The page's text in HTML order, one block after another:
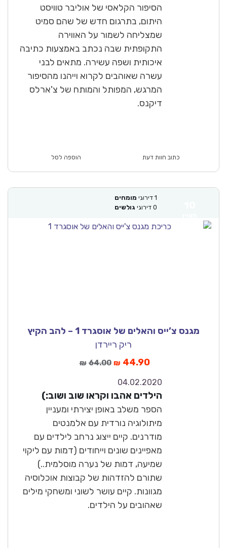
הסיפור הקלאסי של אוליבר טוויסט
היתום, בתרגום חדש של שהם סמיט
שמצליחה לשמור על האווירה
התקופתית שבה נכתב באמצעות כתיבה
איכותית ושפה עשירה. מתאים לבני
עשרה שאוהבים לקרוא וייהנו מהסיפור
המרגש, המפותל והמותח של צ'ארלס
דיקנס.
כתוב חוות דעת הוספה לסל
דירוגימומחים
דירוגיגולשים
מגנס צ’ייס והאלים של אוסגרד 1 – להב הקיץ
ריק ריירדן
₪ 64.00 ₪ 44.90
04.02.2020
הילדים אהבו וקראו שוב ושוב:)
הספר משלב באופן יצירתי ומעניין
מיתולוגיה נורדית עם אלמנטים
מודרנים. קיים ייצוג נרחב לילדים עם
מאפיינים שונים וייחודים (דמות עם ליקוי
שמיעה, דמות של נערה מוסלמית..)
שתורם להזדהות של קבוצות אוכלוסיה
מגוונות. קיים עושר לשוני ומשחקי מילים
שאהובים על הילדים.